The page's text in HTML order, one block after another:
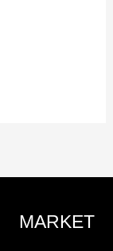
MARKET